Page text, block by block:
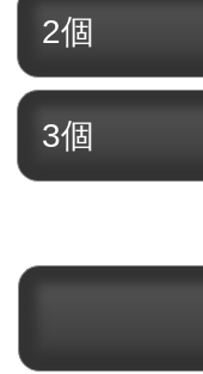
2個
3個